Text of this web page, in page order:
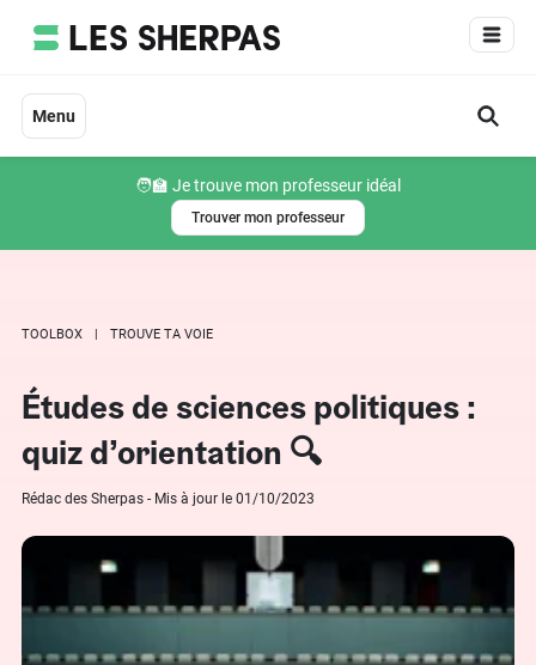
Menu
🧑‍🏫 Je trouve mon professeur idéal
Trouver mon professeur
TOOLBOX TROUVE TA VOIE
Études de sciences politiques :
quiz d’orientation 🔍
Rédac des Sherpas - Mis à jour le 01/10/2023